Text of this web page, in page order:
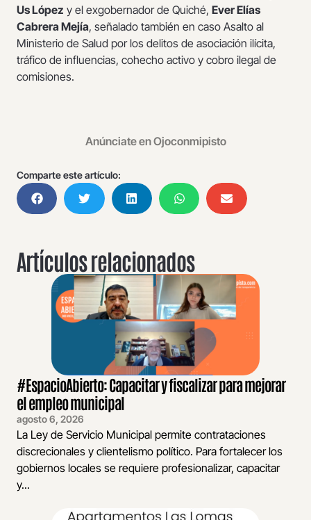
Us López y el exgobernador de Quiché, Ever Elías
Cabrera Mejía, señalado también en caso Asalto al
Ministerio de Salud por los delitos de asociación ilícita,
tráfico de influencias, cohecho activo y cobro ilegal de
comisiones.
Anúnciate en Ojoconmipisto
Comparte este artículo:
Artículos relacionados
#EspacioAbierto: Capacitar y fiscalizar para mejorar
el empleo municipal
agosto 6, 2026
La Ley de Servicio Municipal permite contrataciones
discrecionales y clientelismo político. Para fortalecer los
gobiernos locales se requiere profesionalizar, capacitar
y...